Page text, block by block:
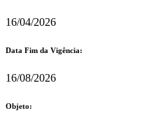
16/04/2026
Data Fim da Vigência:
16/08/2026
Objeto: